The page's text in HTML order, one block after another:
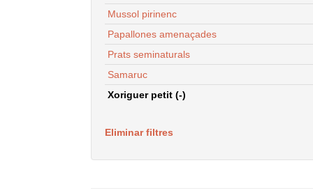
Mussol pirinenc
Papallones amenaçades
Prats seminaturals
Samaruc
Xoriguer petit (-)
Eliminar filtres